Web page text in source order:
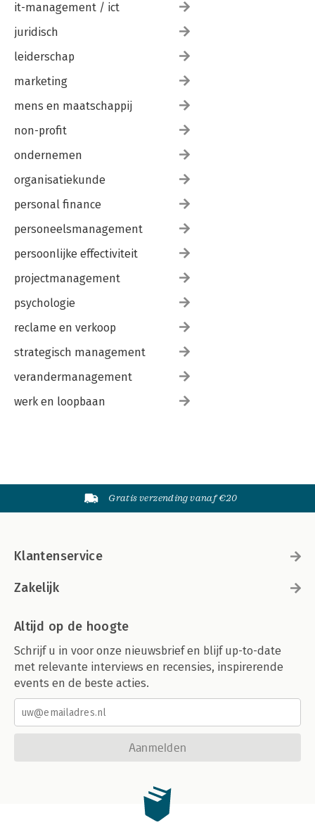
it-management / ict
juridisch
leiderschap
marketing
mens en maatschappij
non-profit
ondernemen
organisatiekunde
personal finance
personeelsmanagement
persoonlijke effectiviteit
projectmanagement
psychologie
reclame en verkoop
strategisch management
verandermanagement
werk en loopbaan
Gratis verzending vanaf €20
Klantenservice
Zakelijk
Altijd op de hoogte
Schrijf u in voor onze nieuwsbrief en blijf up-to-date
met relevante interviews en recensies, inspirerende
events en de beste acties.
Aanmelden